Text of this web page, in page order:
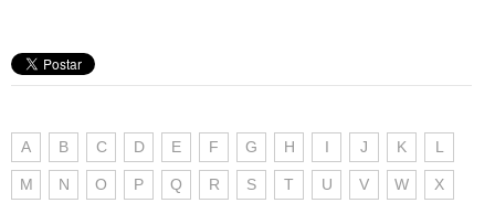
A B C D E F G H I J K L
M N O P Q R S T U V W X